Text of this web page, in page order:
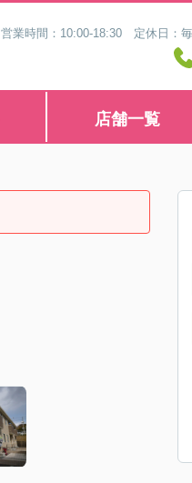
営業時間：10:00-18:30 定休日：
店舗一覧